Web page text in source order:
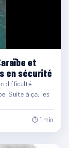
et
en sécurité
difficulté
Suite à ça, les
⏱ 1 min